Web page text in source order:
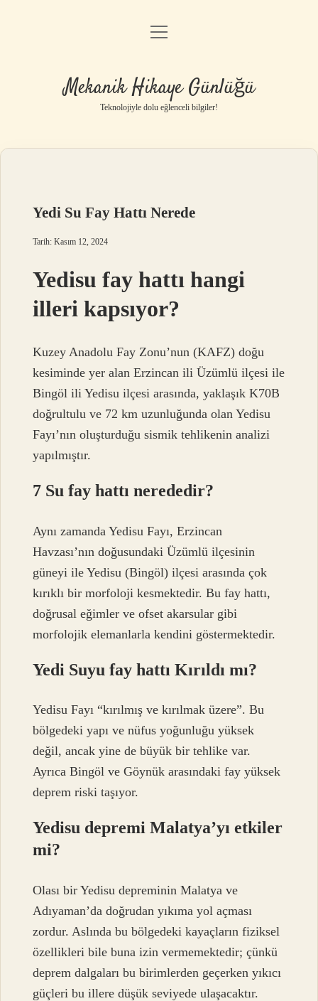
Anasayfa
Yasal Uyarı
menüyü
Mekanik Hikaye Günlüğü
Teknolojiyle dolu eğlenceli bilgiler!
Yedi Su Fay Hattı Nerede
Tarih: Kasım 12, 2024
Yedisu fay hattı hangi
illeri kapsıyor?
Kuzey Anadolu Fay Zonu’nun (KAFZ) doğu
kesiminde yer alan Erzincan ili Üzümlü ilçesi ile
Bingöl ili Yedisu ilçesi arasında, yaklaşık K70B
doğrultulu ve 72 km uzunluğunda olan Yedisu
Fayı’nın oluşturduğu sismik tehlikenin analizi
yapılmıştır.
7 Su fay hattı nerededir?
Aynı zamanda Yedisu Fayı, Erzincan
Havzası’nın doğusundaki Üzümlü ilçesinin
güneyi ile Yedisu (Bingöl) ilçesi arasında çok
kırıklı bir morfoloji kesmektedir. Bu fay hattı,
doğrusal eğimler ve ofset akarsular gibi
morfolojik elemanlarla kendini göstermektedir.
Yedi Suyu fay hattı Kırıldı mı?
Yedisu Fayı “kırılmış ve kırılmak üzere”. Bu
bölgedeki yapı ve nüfus yoğunluğu yüksek
değil, ancak yine de büyük bir tehlike var.
Ayrıca Bingöl ve Göynük arasındaki fay yüksek
deprem riski taşıyor.
Yedisu depremi Malatya’yı etkiler
mi?
Olası bir Yedisu depreminin Malatya ve
Adıyaman’da doğrudan yıkıma yol açması
zordur. Aslında bu bölgedeki kayaçların fiziksel
özellikleri bile buna izin vermemektedir; çünkü
deprem dalgaları bu birimlerden geçerken yıkıcı
güçleri bu illere düşük seviyede ulaşacaktır.